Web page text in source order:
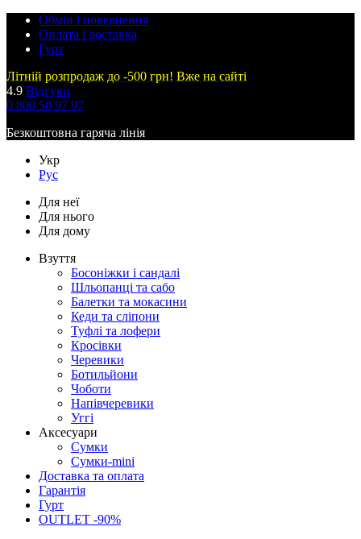
Обмін і повернення
Оплата і доставка
Гурт
Літній розпродаж до -500 грн! Вже на сайті
4.9 Відгуки
0 800 50 97 97
Безкоштовна гаряча лінія
Укр
Рус
Для неї
Для нього
Для дому
Взуття
Босоніжки і сандалі
Шльопанці та сабо
Балетки та мокасини
Кеди та сліпони
Туфлі та лофери
Кросівки
Черевики
Ботильйони
Чоботи
Напівчеревики
Уггі
Аксесуари
Сумки
Сумки-mini
Доставка та оплата
Гарантія
Гурт
OUTLET -90%